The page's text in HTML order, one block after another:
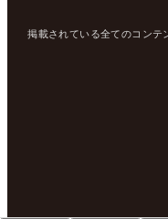
掲載されている全てのコンテ